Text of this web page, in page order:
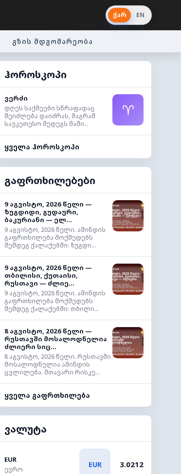
ქარ EN
გზის მდგომარეობა
ჰოროსკოპი
ვერძი
დღეს საქმეები სწრაფადაც
შეიძლება დაიძრას, მაგრამ
საუკეთესო შედეგს მაში...
♈
ყველა ჰოროსკოპი
გაფრთხილებები
9 აგვისტო, 2026 წელი —
ზუგდიდი, გუდაური,
ბაკურიანი — ელ...
9 აგვისტო, 2026 წელი. ამინდის
გაფრთხილება მოქმედებს
შემდეგ ქალაქებში: ზუგდი...
9 აგვისტო, 2026 წელი —
თბილისი, ქუთაისი,
რუსთავი — ძლიე...
9 აგვისტო, 2026 წელი. ამინდის
გაფრთხილება მოქმედებს
შემდეგ ქალაქებში: თბილი...
8 აგვისტო, 2026 წელი —
რუსთავში მოსალოდნელია
ძლიერი სიც...
8 აგვისტო, 2026 წელი. რუსთავში
მოსალოდნელია ამინდის
ცვლილება. მთავარი რისკე...
ყველა გაფრთხილება
ვალუტა
EUR
ევრო
EUR 3.0212